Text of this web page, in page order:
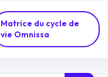
Matrice du cycle de
vie Omnissa